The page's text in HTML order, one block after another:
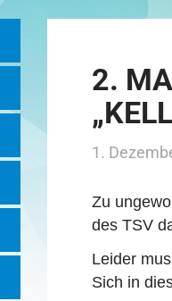
2.
1.
Zu
des TSV
Leider
Sich in